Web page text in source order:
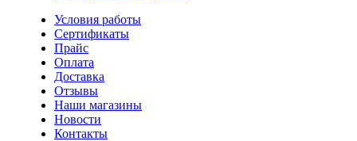
Условия работы
Сертификаты
Прайс
Оплата
Доставка
Отзывы
Наши магазины
Новости
Контакты